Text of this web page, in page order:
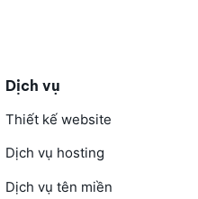
Dịch vụ
Thiết kế website
Dịch vụ hosting
Dịch vụ tên miền